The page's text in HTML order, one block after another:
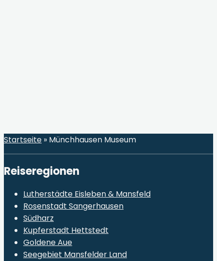
Startseite » Münchhausen Museum
Reiseregionen
Lutherstädte Eisleben & Mansfeld
Rosenstadt Sangerhausen
Südharz
Kupferstadt Hettstedt
Goldene Aue
Seegebiet Mansfelder Land